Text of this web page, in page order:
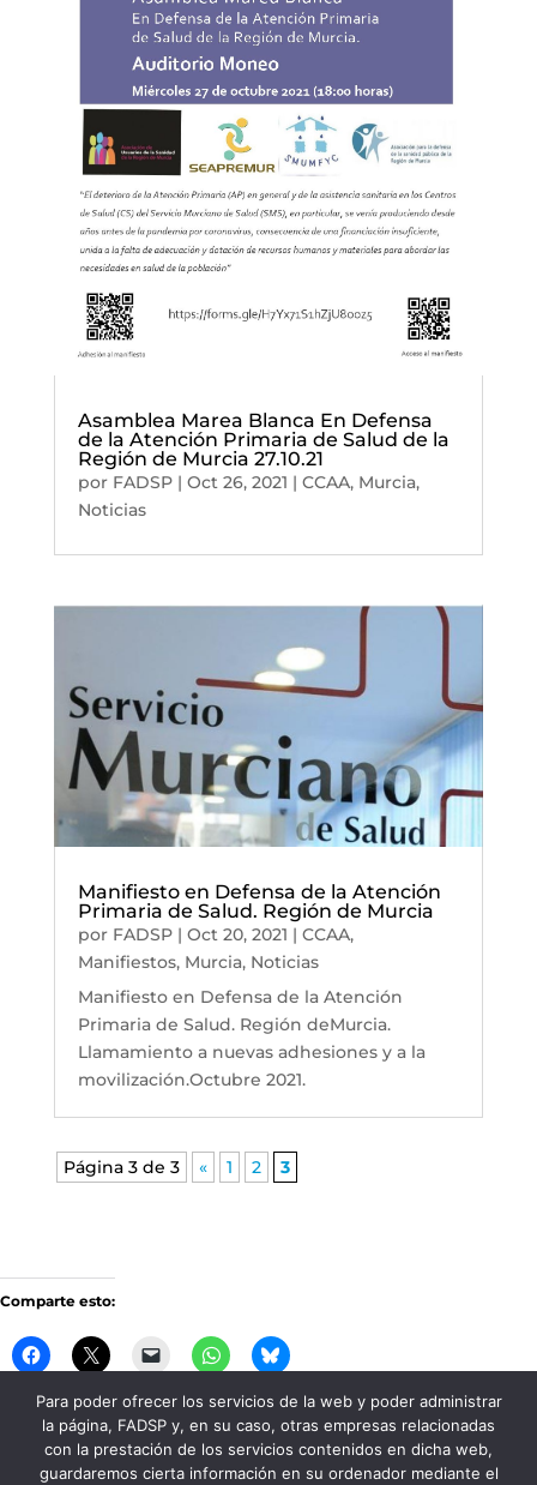
Asamblea Marea Blanca En Defensa
de la Atención Primaria de Salud de la
Región de Murcia 27.10.21
por FADSP| Oct 26, 2021 | CCAA, Murcia,
Noticias
Manifiesto en Defensa de la Atención
Primaria de Salud. Región de Murcia
por FADSP| Oct 20, 2021 | CCAA,
Manifiestos, Murcia, Noticias
Manifiesto en Defensa de la Atención
Primaria de Salud. Región deMurcia.
Llamamiento a nuevas adhesiones y a la
movilización.Octubre 2021.
Página 3 de 3 « 1 2 3
Comparte esto:
Me gusta esto:
Para poder ofrecer los servicios de la web y poder administrar
la página, FADSP y, en su caso, otras empresas relacionadas
con la prestación de los servicios contenidos en dicha web,
guardaremos cierta información en su ordenador mediante el